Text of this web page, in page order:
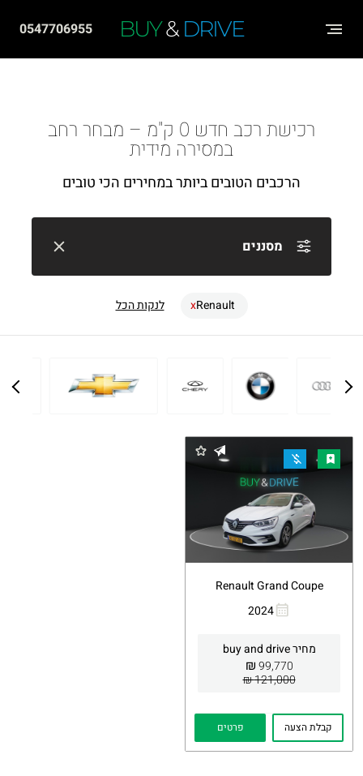
בְּאֲתָר
הַמְּסַיַּעַת
הָאֲתָר.
BUY&DRIVE
0547706955
רכישת רכב חדש 0 ק"מ – מבחר רחב
במסירה מידית
הרכבים הטובים ביותר במחירים הכי טובים
מסננים
Renault לנקות הכל
Renault Grand Coupe
2024
מחיר buy and drive
99,770
₪
121,000 ₪
Whatsapp
קבלת הצעה פרטים